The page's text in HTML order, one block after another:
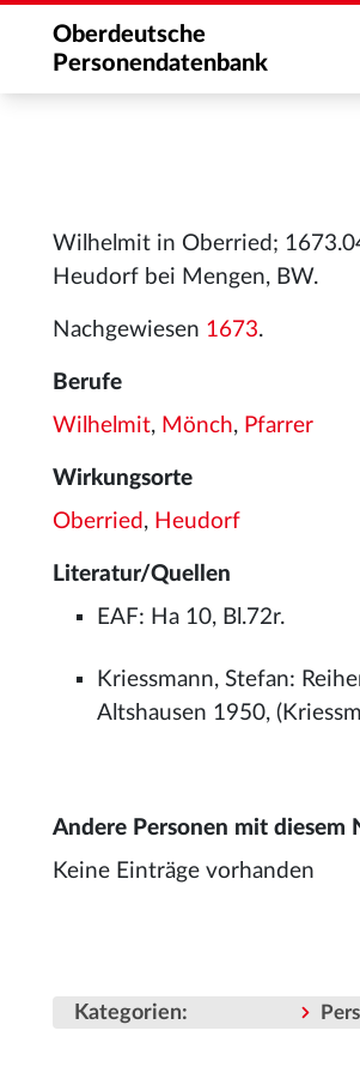
Oberdeutsche
Personendatenbank
Wilhelmit in Oberried;
Heudorf bei Mengen, BW.
Nachgewiesen 1673.
Berufe
Wilhelmit, Mönch, Pfarrer
Wirkungsorte
Oberried , Heudorf
Literatur/Quellen
EAF: Ha 10, Bl.72r.
Kriessmann, Stefan:
Altshausen 1950,
Andere Personen mit diesem
Keine Einträge vorhanden
Kategorien: